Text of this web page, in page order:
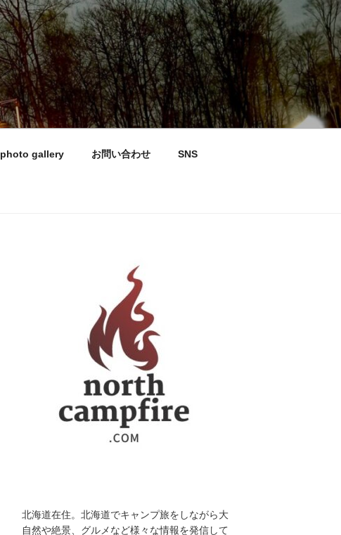
photo gallery お問い合わせ SNS
北海道在住。北海道でキャンプ旅をしながら大
自然や絶景、グルメなど様々な情報を発信して